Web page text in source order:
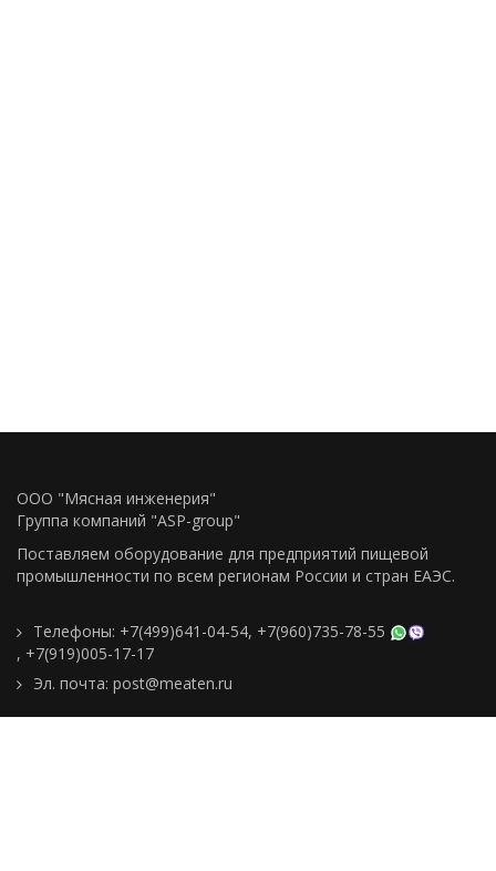
ООО "Мясная инженерия"
Группа компаний "ASP-group"
Поставляем оборудование для предприятий пищевой
промышленности по всем регионам Росcии и стран ЕАЭС.
Телефоны: +7(499)641-04-54, +7(960)735-78-55
, +7(919)005-17-17
Эл. почта: post@meaten.ru